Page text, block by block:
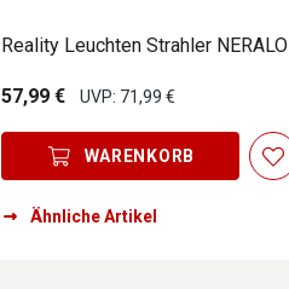
Reality Leuchten Strahler NERALO
57,99 € UVP: 71,99 €
WARENKORB
Ähnliche Artikel